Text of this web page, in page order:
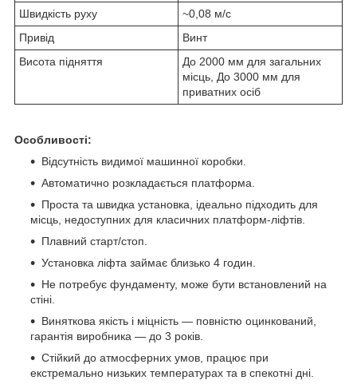
Швидкість руху
~0,08 м/с
Привід
Винт
Висота підняття
До 2000 мм для загальних
місць, До 3000 мм для
приватних осіб
Особливості:
Відсутність видимої машинної коробки.
Автоматично розкладається платформа.
Проста та швидка установка, ідеально підходить для
місць, недоступних для класичних платформ-ліфтів.
Плавний старт/стоп.
Установка ліфта займає близько 4 годин.
Не потребує фундаменту, може бути встановлений на
стіні.
Виняткова якість і міцність — повністю оцинкований,
гарантія виробника — до 3 років.
Стійкий до атмосферних умов, працює при
екстремально низьких температурах та в спекотні дні.